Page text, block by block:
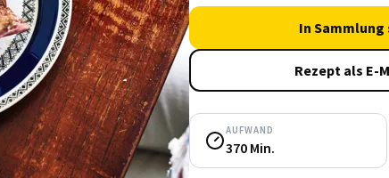
In Sammlung
Rezept als E-
AUFWAND
370 Min.